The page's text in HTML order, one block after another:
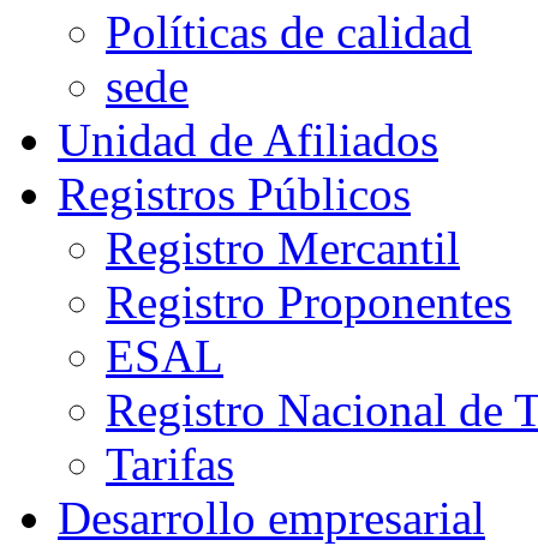
Políticas de calidad
sede
Unidad de Afiliados
Registros Públicos
Registro Mercantil
Registro Proponentes
ESAL
Registro Nacional de
Tarifas
Desarrollo empresarial